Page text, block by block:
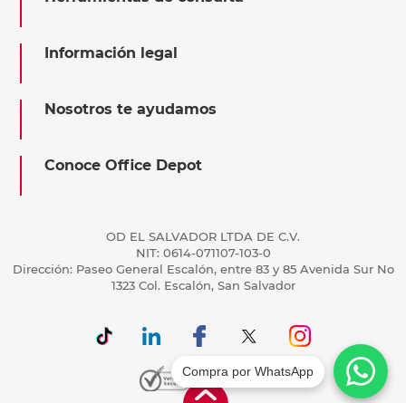
Información legal
Nosotros te ayudamos
Conoce Office Depot
OD EL SALVADOR LTDA DE C.V.
NIT: 0614-071107-103-0
Dirección: Paseo General Escalón, entre 83 y 85 Avenida Sur No
1323 Col. Escalón, San Salvador
Compra por WhatsApp